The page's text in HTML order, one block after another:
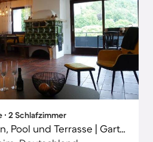
∙ 2 Schlafzimmer
Wohnung mit Garten, Pool und Terrasse | Gartenblick | Perfekt für die Arbeit von Zuhause